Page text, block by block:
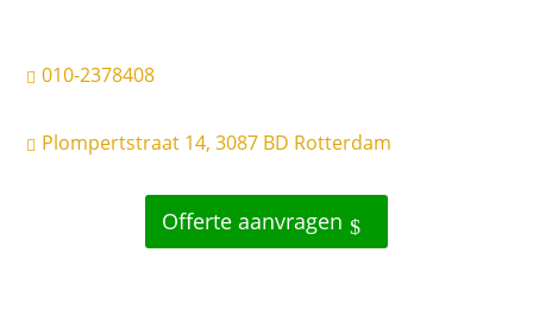
 010-2378408
 Plompertstraat 14, 3087 BD Rotterdam
Offerte aanvragen